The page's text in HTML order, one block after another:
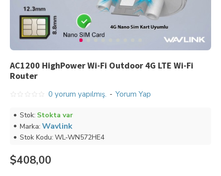
AC1200 HighPower Wi-Fi Outdoor 4G LTE Wi-Fi
Router
Stok: Stokta var
Marka: Wavlink
Stok Kodu: WL-WN572HE4
0 yorum yapılmış. - Yorum Yap
$408,00